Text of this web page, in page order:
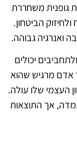
גופנית משחררת
הביטחון.
ואנרגיה גבוהה.
יכולים
אדם מרגיש שהוא
העצמי שלו עולה.
אך התוצאות